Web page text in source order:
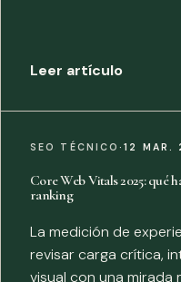
Leer artículo
SEO TÉCNICO·12 MAR.
Core Web Vitals 2025: qué
ranking
La medición de
revisar carga crítica,
visual con una mirada